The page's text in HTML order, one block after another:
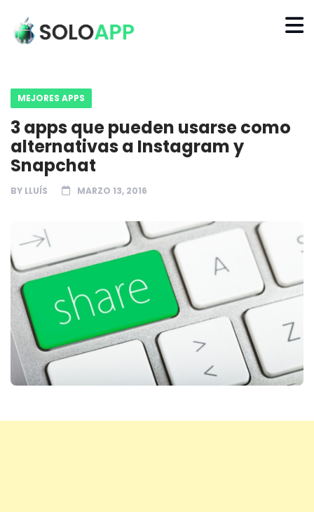
MEJORES APPS
3 apps que pueden usarse como
alternativas a Instagram y
Snapchat
BY LLUÍS MARZO 13, 2016